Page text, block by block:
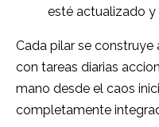
esté actualizado y
Cada pilar se construye
con tareas diarias
mano desde el caos
completamente